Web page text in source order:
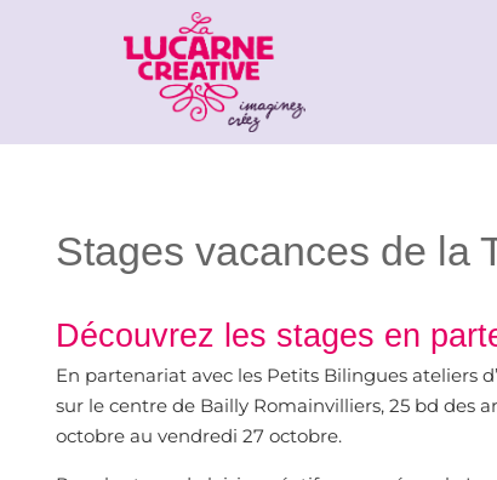
Stages vacances de la
Découvrez les stages en
En partenariat avec les Petits Bilingues ateliers
sur le centre de Bailly Romainvilliers, 25 bd des
octobre au vendredi 27 octobre.